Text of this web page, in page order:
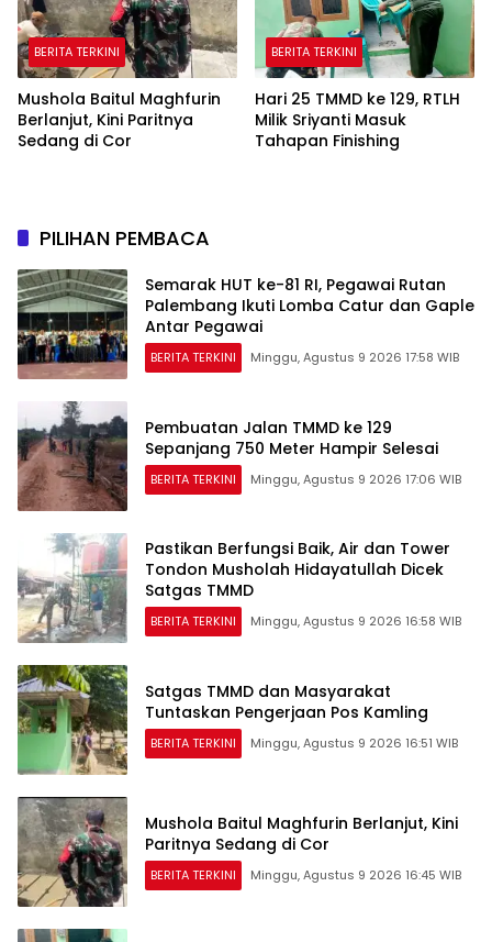
BERITA TERKINI
Mushola Baitul Maghfurin
Berlanjut, Kini Paritnya
Sedang di Cor
BERITA TERKINI
Hari 25 TMMD ke 129, RTLH
Milik Sriyanti Masuk
Tahapan Finishing
PILIHAN PEMBACA
Semarak HUT ke-81 RI, Pegawai Rutan
Palembang Ikuti Lomba Catur dan Gaple
Antar Pegawai
BERITA TERKINI Minggu, Agustus 9 2026 17:58 WIB
Pembuatan Jalan TMMD ke 129
Sepanjang 750 Meter Hampir Selesai
BERITA TERKINI Minggu, Agustus 9 2026 17:06 WIB
Pastikan Berfungsi Baik, Air dan Tower
Tondon Musholah Hidayatullah Dicek
Satgas TMMD
BERITA TERKINI Minggu, Agustus 9 2026 16:58 WIB
Satgas TMMD dan Masyarakat
Tuntaskan Pengerjaan Pos Kamling
BERITA TERKINI Minggu, Agustus 9 2026 16:51 WIB
Mushola Baitul Maghfurin Berlanjut, Kini
Paritnya Sedang di Cor
BERITA TERKINI Minggu, Agustus 9 2026 16:45 WIB